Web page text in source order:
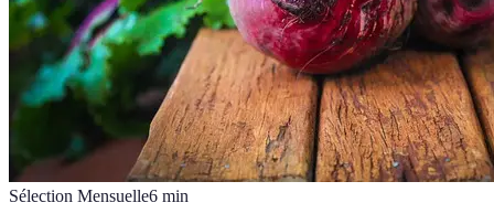
Sélection Mensuelle6 min